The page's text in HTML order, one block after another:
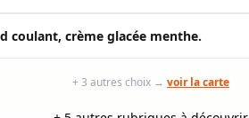
coulant, crème glacée menthe.
+ 3 autres choix → voir la carte